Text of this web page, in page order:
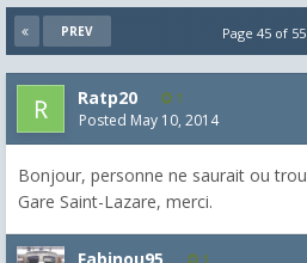
PREV Page 45 of 55
Ratp20 1
Posted May 10, 2014
Bonjour, personne ne saurait ou
Gare Saint-Lazare, merci.
Fabinou95 1